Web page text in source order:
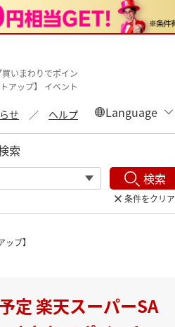
いまわりでポイン
アップ】 イベント
せ ヘルプ
索
検索
条件をクリア
プ】
定 楽天スーパーSA